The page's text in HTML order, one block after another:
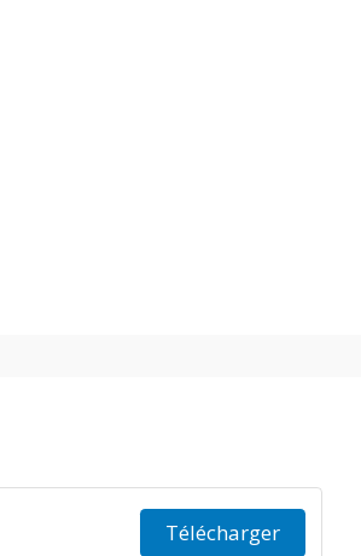
Télécharger